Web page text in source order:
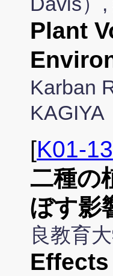
Plant
Karban
KAGIYA
[K01-13
二種の
ぼす影
良教育